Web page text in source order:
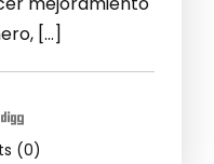
[…]
(0)